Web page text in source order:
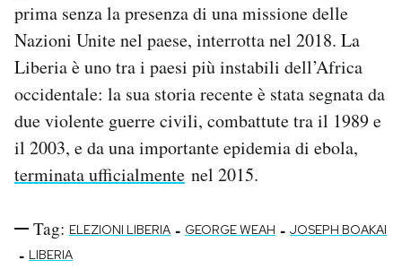
prima senza la presenza di una missione delle
Nazioni Unite nel paese, interrotta nel 2018. La
Liberia è uno tra i paesi più instabili dell’Africa
occidentale: la sua storia recente è stata segnata da
due violente guerre civili, combattute tra il 1989 e
il 2003, e da una importante epidemia di ebola,
terminata ufficialmente nel 2015.
Tag: ELEZIONI LIBERIA - GEORGE WEAH - JOSEPH BOAKAI
- LIBERIA